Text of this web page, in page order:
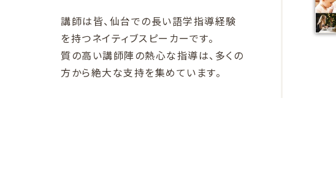
講師は皆、仙台での長い語学指導経験
を持つネイティブスピーカーです。
質の高い講師陣の熱心な指導は、多くの
方から絶大な支持を集めています。